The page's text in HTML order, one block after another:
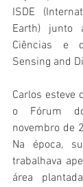
ISDE
Earth) junto
Ciências e
Sensing and
Carlos esteve
o Fórum
novembro de
Na época,
trabalhava
área